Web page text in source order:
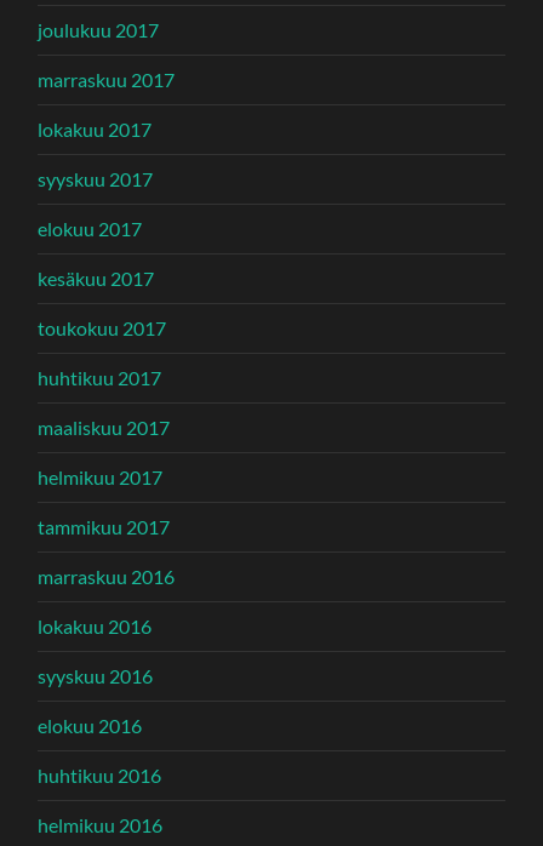
joulukuu 2017
marraskuu 2017
lokakuu 2017
syyskuu 2017
elokuu 2017
kesäkuu 2017
toukokuu 2017
huhtikuu 2017
maaliskuu 2017
helmikuu 2017
tammikuu 2017
marraskuu 2016
lokakuu 2016
syyskuu 2016
elokuu 2016
huhtikuu 2016
helmikuu 2016